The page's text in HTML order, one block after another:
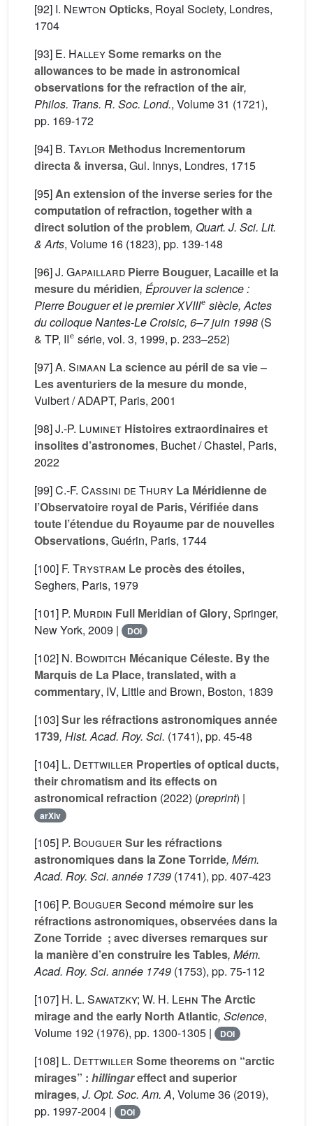
[92] I. Newton Opticks, Royal Society, Londres,
1704
[93] E. HalleySome remarks on the
allowances to be made in astronomical
observations for the refraction of the air,
Philos. Trans. R. Soc. Lond., Volume 31 (1721),
pp. 169-172
[94] B. Taylor Methodus Incrementorum
directa & inversa, Gul. Innys, Londres, 1715
[95]An extension of the inverse series for the
computation of refraction, together with a
direct solution of the problem, Quart. J. Sci. Lit.
& Arts, Volume 16 (1823), pp. 139-148
[96]J. Gapaillard Pierre Bouguer, Lacaille et la
mesure du méridien, Éprouver la science :
Pierre Bouguer et le premier XVIII
e
siècle, Actes
du colloque Nantes-Le Croisic, 6–7 juin 1998 (S
& TP, II
e
série, vol. 3, 1999, p. 233–252)
[97]A. Simaan La science au péril de sa vie –
Les aventuriers de la mesure du monde,
Vuibert / ADAPT, Paris, 2001
[98]J.-P. Luminet Histoires extraordinaires et
insolites d’astronomes, Buchet / Chastel, Paris,
2022
[99]C.-F. Cassini de Thury La Méridienne de
l’Observatoire royal de Paris, Vérifiée dans
toute l’étendue du Royaume par de nouvelles
Observations, Guérin, Paris, 1744
[100] F. Trystram Le procès des étoiles,
Seghers, Paris, 1979
[101] P. Murdin Full Meridian of Glory, Springer,
New York, 2009 |
DOI
[102] N. Bowditch Mécanique Céleste. By the
Marquis de La Place, translated, with a
commentary, IV, Little and Brown, Boston, 1839
[103]Sur les réfractions astronomiques année
1739, Hist. Acad. Roy. Sci. (1741), pp. 45-48
[104] L. Dettwiller Properties of optical ducts,
their chromatism and its effects on
astronomical refraction (2022) (preprint) |
arXiv
[105] P. Bouguer Sur les réfractions
astronomiques dans la Zone Torride, Mém.
Acad. Roy. Sci. année 1739 (1741), pp. 407-423
[106] P. Bouguer Second mémoire sur les
réfractions astronomiques, observées dans la
Zone Torride ; avec diverses remarques sur
la manière d’en construire les Tables, Mém.
Acad. Roy. Sci. année 1749 (1753), pp. 75-112
[107] H. L. Sawatzky; W. H. Lehn The Arctic
mirage and the early North Atlantic, Science,
Volume 192 (1976), pp. 1300-1305 | DOI
[108] L. Dettwiller Some theorems on “arctic
mirages” : hillingareffect and superior
mirages, J. Opt. Soc. Am. A, Volume 36 (2019),
pp. 1997-2004 |
DOI